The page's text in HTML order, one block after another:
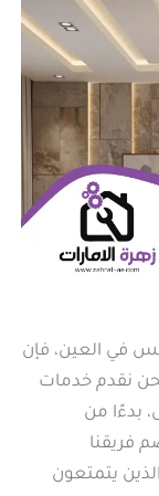
في العين، فإن
نقدم خدمات
بدءًا من
فريقنا
يتمتعون